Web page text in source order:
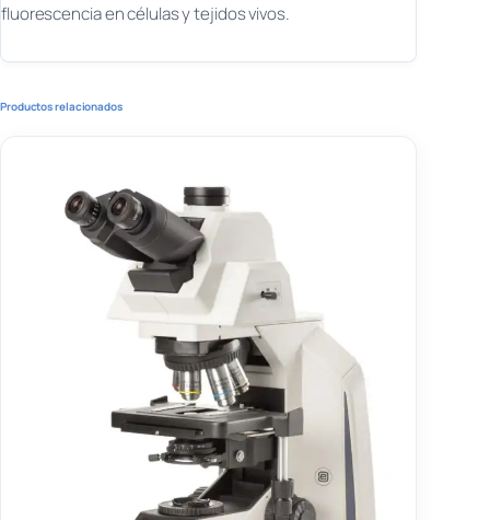
fluorescencia en células y tejidos vivos.
Productos relacionados